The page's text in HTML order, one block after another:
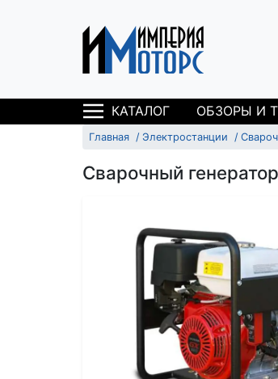
КАТАЛОГ ОБЗОРЫ И
Главная Электростанции
Сварочный